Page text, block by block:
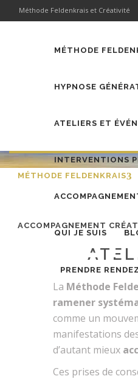
Méthode Feldenkrais et Créativité
MÉTHODE FELDENKRAIS
ACCOMPAGNEMENT
MÉTHODE
HYPNOSE
ATELIERS ET
INTERVENTIONS
QUI JE SUIS
PRENDRE
La Méthode
ramener
comme un
manifestations
d’autant mieux
Ces prises de